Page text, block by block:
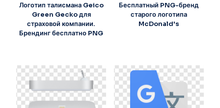
Логотип талисмана Geico
Green Gecko для
страховой компании.
Брендинг бесплатно PNG
Бесплатный PNG-бренд
старого логотипа
McDonald's